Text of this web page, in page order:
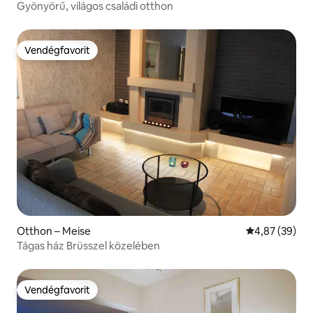
Gyönyörű, világos családi otthon
Vendégfavorit
Vendégfavorit
Otthon – Meise Átlagos
4,87 (39)
Tágas ház Brüsszel közelében
Vendégfavorit
Vendégfavorit